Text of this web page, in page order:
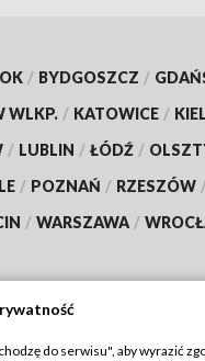
/ BYDGOSZCZ /
WLKP. / KATOWICE /
/ LUBLIN / ŁÓDŹ /
/ POZNAŃ / RZESZÓW
/ WARSZAWA /
do serwisu", aby wyrazić